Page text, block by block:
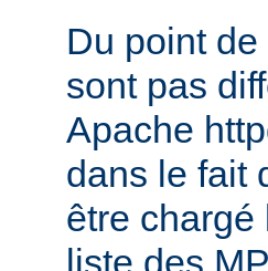
Du point
sont pas
Apache
dans le fait
être chargé
liste des